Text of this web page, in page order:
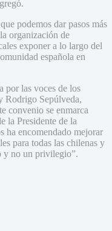
podemos dar pasos más
organización de
exponer a lo largo del
española en
por las voces de los
Rodrigo Sepúlveda,
convenio se enmarca
la Presidente de la
ha encomendado mejorar
para todas las chilenas y
y no un privilegio”.